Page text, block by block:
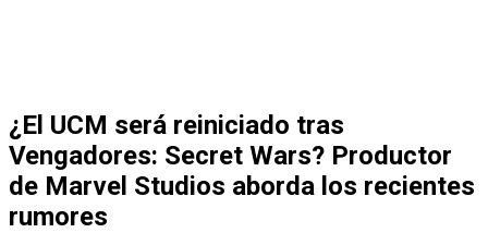
¿El UCM será reiniciado tras
Vengadores: Secret Wars? Productor
de Marvel Studios aborda los recientes
rumores